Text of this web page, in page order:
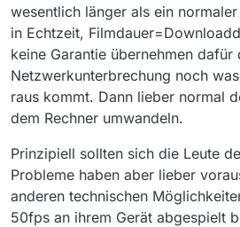
wesentlich länger als ein
in Echtzeit,
keine Garantie übernehmen
Netzwerkunterbrechung noch
raus kommt. Dann lieber normal
dem Rechner umwandeln.
Prinzipiell sollten sich die Leute
Probleme haben aber lieber
anderen technischen
50fps an ihrem Gerät abgespielt